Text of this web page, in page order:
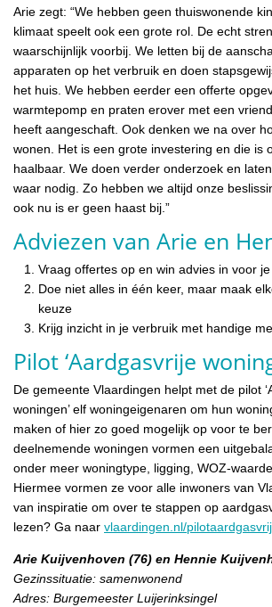
Arie zegt: “We hebben geen thuiswonende
klimaat speelt ook een grote rol. De echt
waarschijnlijk voorbij. We letten bij de
apparaten op het verbruik en doen
het huis. We hebben eerder een offerte
warmtepomp en praten erover met een
heeft aangeschaft. Ook denken we na over
wonen. Het is een grote investering en die is
haalbaar. We doen verder onderzoek en
waar nodig. Zo hebben we altijd onze
ook nu is er geen haast bij.”
Adviezen van Arie en
Vraag offertes op en win advies in voor
Doe niet alles in één keer, maar maak
keuze
Krijg inzicht in je verbruik met handige
Pilot ‘Aardgasvrije
De gemeente Vlaardingen helpt met de pilot
woningen’ elf woningeigenaren om hun
maken of hier zo goed mogelijk op voor te
deelnemende woningen vormen een
onder meer woningtype, ligging, WOZ-
Hiermee vormen ze voor alle inwoners van
van inspiratie om over te stappen op
lezen? Ga naar vlaardingen.nl/pilotaardgasvrij
Arie Kuijvenhoven (76) en Hennie
Gezinssituatie: samenwonend
Adres: Burgemeester Luijerinksingel